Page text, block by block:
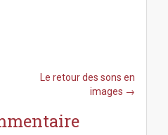
Le retour des sons en
images →